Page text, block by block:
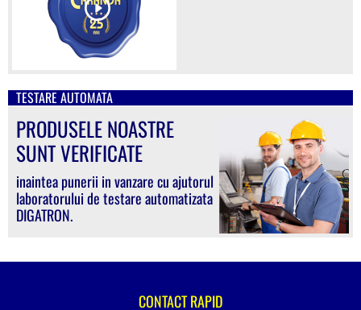
TESTARE AUTOMATA
PRODUSELE NOASTRE
SUNT VERIFICATE
inaintea punerii in vanzare cu ajutorul
laboratorului de testare automatizata
DIGATRON.
CONTACT RAPID